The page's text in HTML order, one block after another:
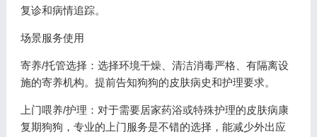
复诊和病情追踪。
场景服务使用
寄养/托管选择：选择环境干燥、清洁消毒严格、有隔离设
施的寄养机构。提前告知狗狗的皮肤病史和护理要求。
上门喂养/护理：对于需要居家药浴或特殊护理的皮肤病康
复期狗狗，专业的上门服务是不错的选择，能减少外出应